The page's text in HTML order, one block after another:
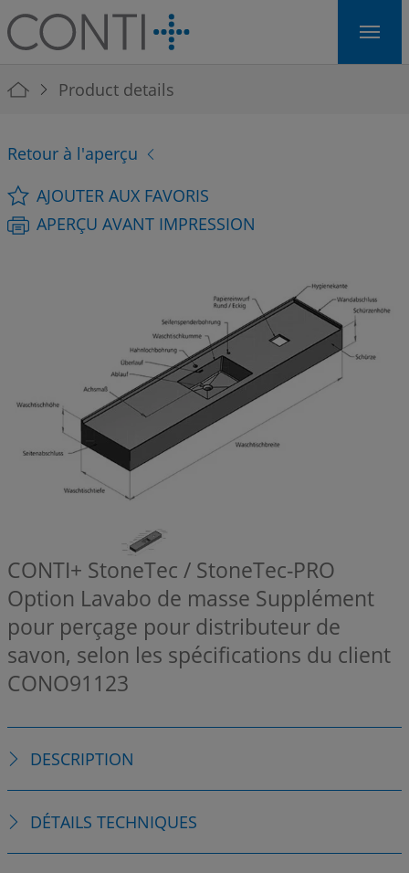
Skip to main navigation
Skip to main content
Skip to page footer
You are here:
Product details
Retour à l'aperçu
AJOUTER AUX FAVORIS
APERÇU AVANT IMPRESSION
CONTI+ StoneTec / StoneTec-PRO
Option Lavabo de masse Supplément
pour perçage pour distributeur de
savon, selon les spécifications du client
CONO91123
DESCRIPTION
DÉTAILS TECHNIQUES